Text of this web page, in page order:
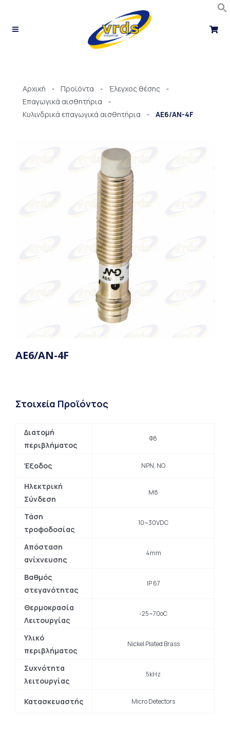
περιεχόμενο
Αρχική - Προϊόντα - Έλεγχος θέσης -
Επαγωγικά αισθητήρια -
Κυλινδρικά επαγωγικά αισθητήρια - AE6/AN-4F
AE6/AN-4F
Στοιχεία Προϊόντος
Διατομή
περιβλήματος
Φ8
Έξοδος NPN, NO
Ηλεκτρική
Σύνδεση
Μ8
Τάση
τροφοδοσίας
10~30VDC
Απόσταση
ανίχνευσης
4mm
Βαθμός
στεγανότητας
IP 67
Θερμοκρασία
Λειτουργίας
-25~70oC
Υλικό
περιβλήματος
Nickel Plated Brass
Συχνότητα
λειτουργίας
5kHz
Κατασκευαστής Micro Detectors